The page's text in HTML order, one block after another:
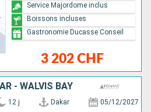
3 202 CHF
Service Majordome inclus
Boissons incluses
Gastronomie Ducasse Conseil
- WALVIS BAY
12 j Dakar 05/12/2027